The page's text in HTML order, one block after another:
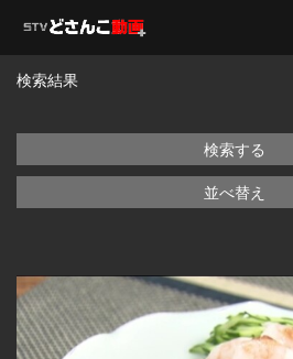
検索結果
検索する
並べ替え